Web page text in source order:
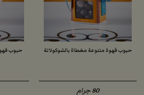
حبوب قهوة متنوعة مغطاة بالشوكولاتة
‏80 جرام
حبوب